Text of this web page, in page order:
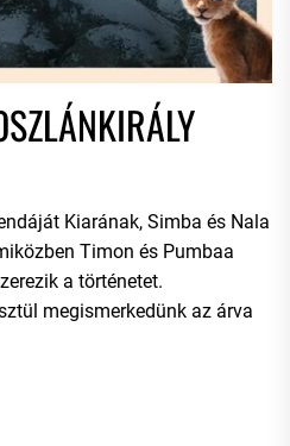
Kiarának, Simba és Nala
Timon és Pumbaa
a történetet.
megismerkedünk az árva